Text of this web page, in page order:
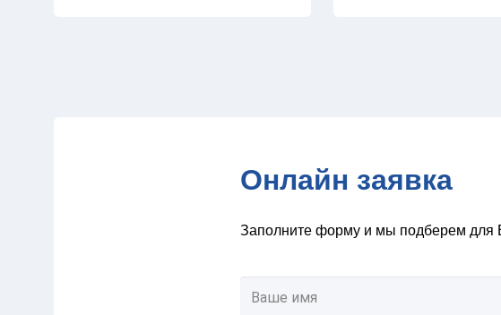
Онлайн заявка
Заполните форму и мы подберем для